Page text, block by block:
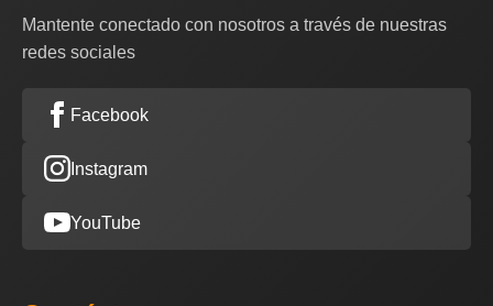
Mantente conectado con nosotros a través de nuestras
redes sociales
Facebook
Instagram
YouTube